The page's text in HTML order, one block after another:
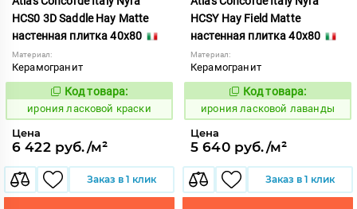
HCS0 3D Saddle Hay Matte
настенная плитка 40x80
Материал:
Керамогранит
1099039
Код товара:
ирония ласковой краски
Цена
6 422 руб./м²
Заказ в 1 клик
HCSY Hay Field Matte
настенная плитка 40x80
Материал:
Керамогранит
1099041
Код товара:
ирония ласковой лаванды
Цена
5 640 руб./м²
Заказ в 1 клик